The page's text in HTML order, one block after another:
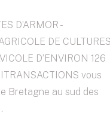
D’ARMOR -
DE CULTURES
D’ENVIRON 126
vous
Bretagne au sud des